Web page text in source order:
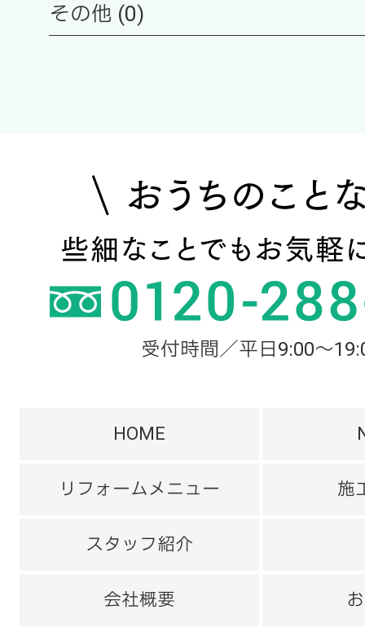
その他 (0)
受付時間／平日9:00～
HOME
リフォームメニュー 施
スタッフ紹介
会社概要